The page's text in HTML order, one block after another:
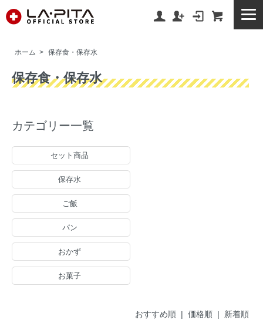
ホーム > 保存食・保存水
保存食・保存水
カテゴリー一覧
セット商品
保存水
ご飯
パン
おかず
お菓子
おすすめ順| 価格順| 新着順